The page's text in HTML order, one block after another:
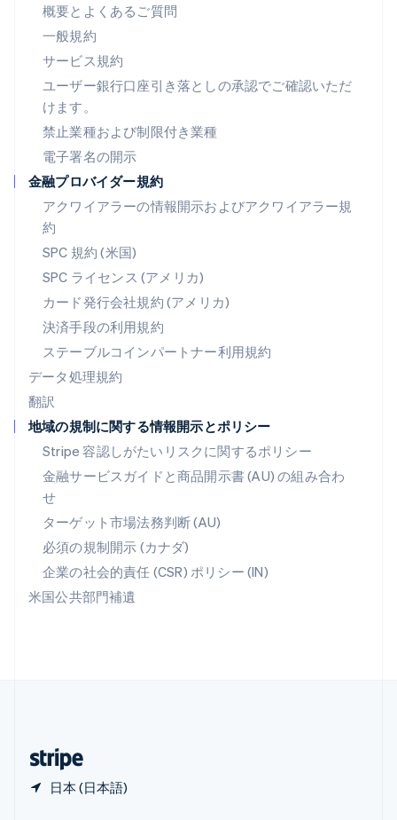
概要とよくあるご質問
一般規約
サービス規約
ユーザー銀行口座引き落としの承認でご確認いただ
けます。
禁止業種および制限付き業種
電子署名の開示
金融プロバイダー規約
アクワイアラーの情報開示およびアクワイアラー規
約
SPC 規約 (米国)
SPC ライセンス (アメリカ)
カード発行会社規約 (アメリカ)
決済手段の利用規約
ステーブルコインパートナー利用規約
データ処理規約
翻訳
地域の規制に関する情報開示とポリシー
Stripe 容認しがたいリスクに関するポリシー
金融サービスガイドと商品開示書 (AU) の組み合わ
せ
ターゲット市場法務判断 (AU)
必須の規制開示 (カナダ)
企業の社会的責任 (CSR) ポリシー (IN)
米国公共部門補遺
日本 (日本語)
ニュージーランド
English
ノルウェー
English
ハンガリー
フィンランド
EnglishSvenska
ブラジル
フランス
Français English
ブルガリア
ベルギー
Nederlands FrançaisDeutschEnglish
ポーランド
English
ポルトガル
Português English
English
English简体中文
メキシコ
Español English
ラトビア
English
リトアニア
English
リヒテンシュタイン
Deutsch English
English